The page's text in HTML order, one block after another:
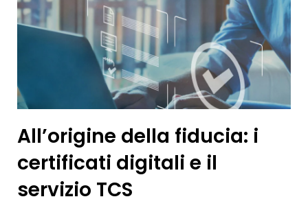
All’origine della fiducia: i
certificati digitali e il
servizio TCS